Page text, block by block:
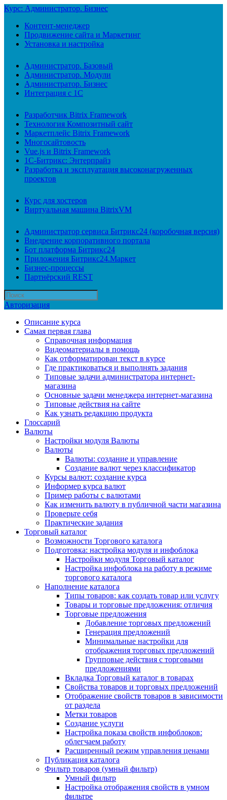
Курс: Администратор. Бизнес
Контент-менеджер
Продвижение сайта и Маркетинг
Установка и настройка
Администратор. Базовый
Администратор. Модули
Администратор. Бизнес
Интеграция с 1С
Разработчик Bitrix Framework
Технология Композитный сайт
Маркетплейс Bitrix Framework
Многосайтовость
Vue.js и Bitrix Framework
1С-Битрикс: Энтерпрайз
Разработка и эксплуатация высоконагруженных
проектов
Курс для хостеров
Виртуальная машина BitrixVM
Администратор сервиса Битрикс24 (коробочная версия)
Внедрение корпоративного портала
Бот платформа Битрикс24
Приложения Битрикс24.Маркет
Бизнес-процессы
Партнёрский REST
Авторизация
Описание курса
Самая первая глава
Справочная информация
Видеоматериалы в помощь
Как отформатирован текст в курсе
Где практиковаться и выполнять задания
Типовые задачи администратора интернет-
магазина
Основные задачи менеджера интернет-магазина
Типовые действия на сайте
Как узнать редакцию продукта
Глоссарий
Валюты
Настройки модуля Валюты
Валюты
Валюты: создание и управление
Создание валют через классификатор
Курсы валют: создание курса
Информер курса валют
Пример работы с валютами
Как изменить валюту в публичной части магазина
Проверьте себя
Практические задания
Торговый каталог
Возможности Торгового каталога
Подготовка: настройка модуля и инфоблока
Настройки модуля Торговый каталог
Настройка инфоблока на работу в режиме
торгового каталога
Наполнение каталога
Типы товаров: как создать товар или услугу
Товары и торговые предложения: отличия
Торговые предложения
Добавление торговых предложений
Генерация предложений
Минимальные настройки для
отображения торговых предложений
Групповые действия с торговыми
предложениями
Вкладка Торговый каталог в товарах
Свойства товаров и торговых предложений
Отображение свойств товаров в зависимости
от раздела
Метки товаров
Создание услуги
Настройка показа свойств инфоблоков:
облегчаем работу
Расширенный режим управления ценами
Публикация каталога
Фильтр товаров (умный фильтр)
Умный фильтр
Настройка отображения свойств в умном
фильтре